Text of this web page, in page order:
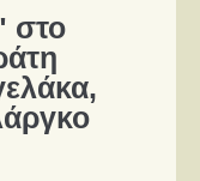
στο